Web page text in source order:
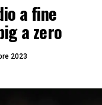
a fine
a zero
2023